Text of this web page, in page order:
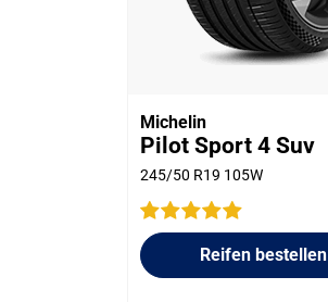
Michelin
Pilot Sport 4 Suv
245/50 R19 105W
Reifen bestellen